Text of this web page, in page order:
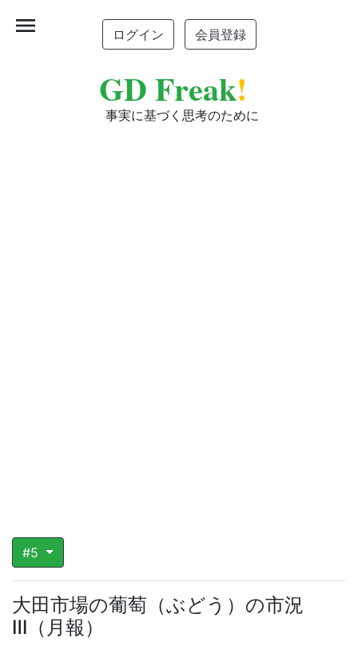
ログイン 会員登録
GD Freak!
事実に基づく思考のために
menu
#5
大田市場の葡萄（ぶどう）の市況
Ⅲ（月報）